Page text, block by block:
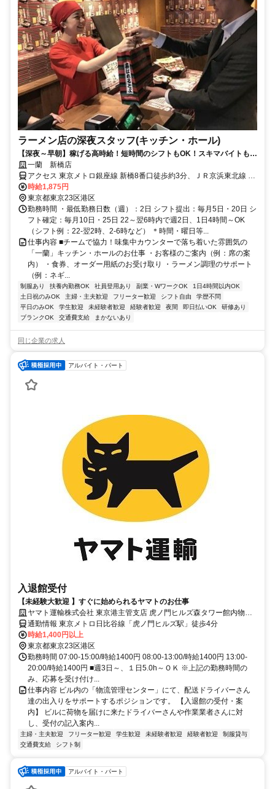
ラーメン店の深夜スタッフ(キッチン・ホール)
【深夜～早朝】稼げる高時給！短時間のシフトもOK！スキマバイトも日
払いも可・髪色自由！
一蘭 新橋店
アクセス 東京メトロ銀座線 新橋8番口徒歩約3分、ＪＲ京浜東北線 新
橋8番口徒歩約3分、ＪＲ東海道本線 新橋8番口徒歩約3分
時給1,875円
東京都東京23区港区
勤務時間 ・最低勤務日数（週）：2日 シフト提出：毎月5日・20日 シ
フト確定：毎月10日・25日 22～翌6時内で週2日、1日4時間～OK
（シフト例：22-翌2時、2-6時など） ＊時間・曜日等...
仕事内容 ■チームで協力！味集中カウンターで落ち着いた雰囲気の
「一蘭」キッチン・ホールのお仕事 ・お客様のご案内（例：席の案
内） ・食券、オーダー用紙のお受け取り ・ラーメン調理のサポート
（例：ネギ...
制服あり 扶養内勤務OK 社員登用あり 副業・WワークOK
1日4時間以内OK
土日祝のみOK
主婦・主夫歓迎 フリーター歓迎 シフト自由
学歴不問
平日のみOK
学生歓迎 未経験者歓迎 経験者歓迎 夜間 即日払いOK
研修あり
ブランクOK
交通費支給 まかないあり
同じ企業の求人
アルバイト・パート
入退館受付
【未経験大歓迎 】すぐに始められるヤマトのお仕事
ヤマト運輸株式会社 東京港主管支店 虎ノ門ヒルズ森タワー館内物流
センター
通勤情報 東京メトロ日比谷線「虎ノ門ヒルズ駅」徒歩4分
時給1,400円以上
東京都東京23区港区
勤務時間 07:00-15:00/時給1400円 08:00-13:00/時給1400円 13:00-
20:00/時給1400円 ■週3日～、１日5.0h～ＯＫ ※上記の勤務時間の
み、応募を受け付け...
仕事内容 ビル内の「物流管理センター」にて、配送ドライバーさん
達の出入りをサポートするポジションです。 【入退館の受付・案
内】 ビルに荷物を届けに来たドライバーさんや作業業者さんに対
し、受付の記入案内...
主婦・主夫歓迎 フリーター歓迎 学生歓迎 未経験者歓迎 経験者歓迎
制服貸与
交通費支給
シフト制
アルバイト・パート